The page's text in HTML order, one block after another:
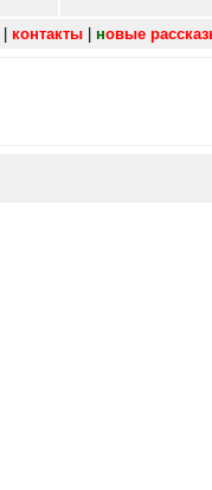
контакты новые